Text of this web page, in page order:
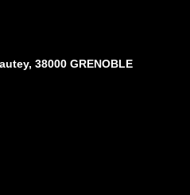
38000 GRENOBLE